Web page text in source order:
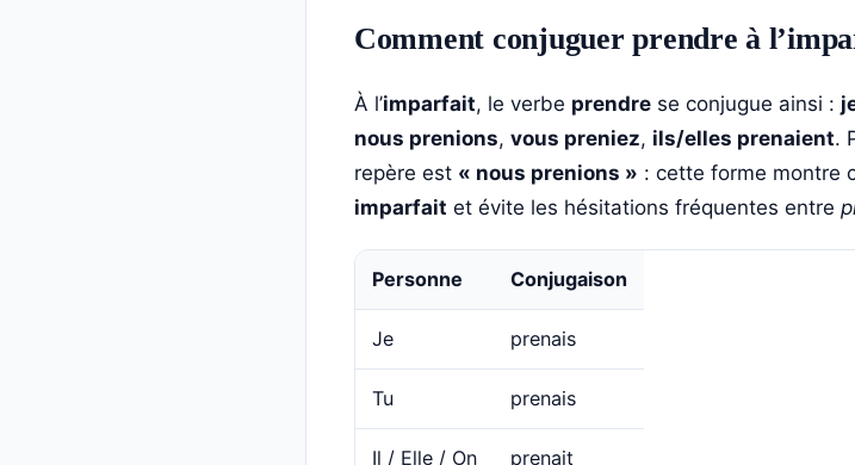
Comment conjuguer prendre à
À l’imparfait, le verbe prendre se conjugue ainsi :
nous prenions, vous preniez, ils/elles prenaient.
repère est « nous prenions » : cette forme montre
imparfait et évite les hésitations fréquentes entre
Personne Conjugaison
Je prenais
Tu prenais
Il / Elle / On prenait